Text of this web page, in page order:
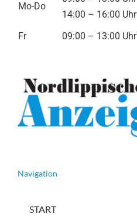
Mo-Do
14:00 – 16:00 Uhr
Fr
09:00 – 13:00 Uhr
Navigation
START